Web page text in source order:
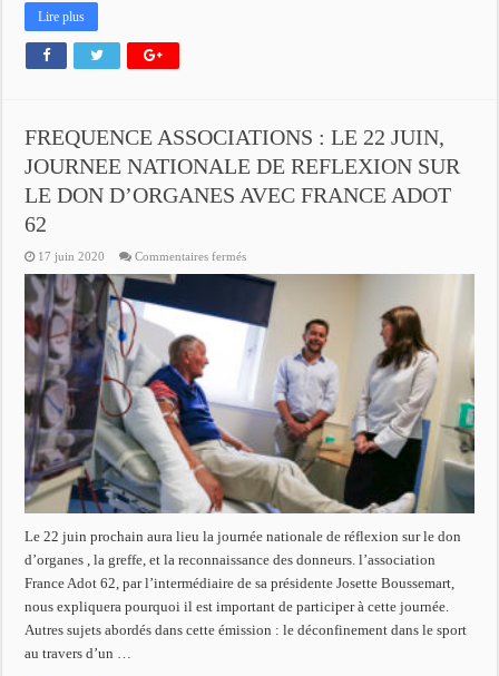
Lire plus
FREQUENCE ASSOCIATIONS : LE 22 JUIN,
JOURNEE NATIONALE DE REFLEXION SUR
LE DON D’ORGANES AVEC FRANCE ADOT
62
17 juin 2020 Commentaires ferméssur
ASSOCIATIONS
22
JUIN,
JOURNEE
NATIONALE
REFLEXION
SUR
LE
D’ORGANES
AVEC
FRANCE
ADOT
Le 22 juin prochain aura lieu la journée nationale de réflexion sur le don
d’organes , la greffe, et la reconnaissance des donneurs. l’association
France Adot 62, par l’intermédiaire de sa présidente Josette Boussemart,
nous expliquera pourquoi il est important de participer à cette journée.
Autres sujets abordés dans cette émission : le déconfinement dans le sport
au travers d’un …